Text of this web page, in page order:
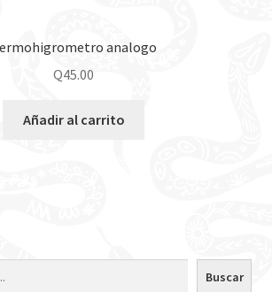
analogo
Q45.00
Añadir al carrito
Buscar